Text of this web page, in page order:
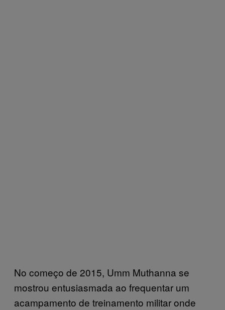
No começo de 2015, Umm Muthanna se
mostrou entusiasmada ao frequentar um
acampamento de treinamento militar onde